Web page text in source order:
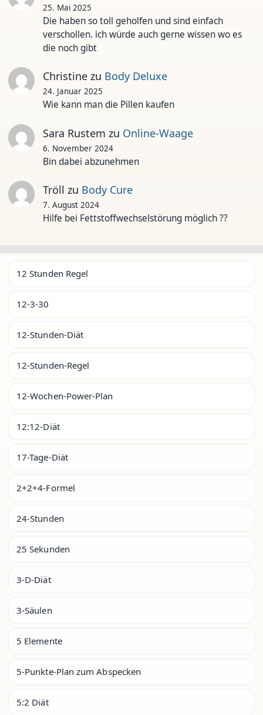
25. Mai 2025
Die haben so toll geholfen und sind einfach
verschollen. ich würde auch gerne wissen wo es
die noch gibt
Christinezu Body Deluxe
24. Januar 2025
Wie kann man die Pillen kaufen
Sara Rustem zu Online-Waage
6. November 2024
Bin dabei abzunehmen
Tröll zu Body Cure
7. August 2024
Hilfe bei Fettstoffwechselstörung möglich ??
12 Stunden Regel
12-3-30
12-Stunden-Diät
12-Stunden-Regel
12-Wochen-Power-Plan
12:12-Diät
17-Tage-Diät
2+2+4-Formel
24-Stunden
25 Sekunden
3-D-Diät
3-Säulen
5 Elemente
5-Punkte-Plan zum Abspecken
5:2 Diät